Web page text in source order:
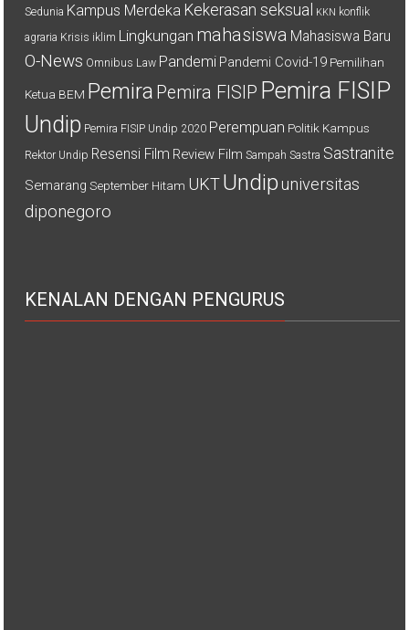
Sedunia Kampus Merdeka Kekerasan seksual KKN konflik
agraria Krisis iklim Lingkungan mahasiswa Mahasiswa Baru
O-News Omnibus Law Pandemi Pandemi Covid-19 Pemilihan
Ketua BEM Pemira Pemira FISIP Pemira FISIP
Undip Pemira FISIP Undip 2020 Perempuan Politik Kampus
Rektor Undip Resensi Film Review Film Sampah Sastra Sastranite
Semarang September Hitam UKTUndip universitas
diponegoro
KENALAN DENGAN PENGURUS